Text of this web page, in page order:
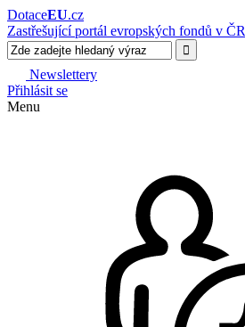
DotaceEU.cz
Zastřešující portál evropských fondů v ČR
Newslettery
Přihlásit se
Menu